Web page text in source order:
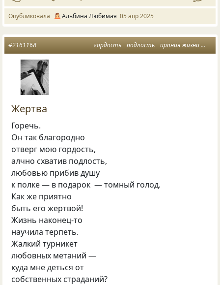
Опубликовала Альбина Любимая 05 апр 2025
гордость подлость ирония жизни
#2161168
Жертва
Горечь.
Он так благородно
отверг мою гордость,
алчно схватив подлость,
любовью прибив душу
к полке — в подарок — томный голод.
Как же приятно
быть его жертвой!
Жизнь наконец‑то
научила терпеть.
Жалкий турникет
любовных метаний —
куда мне деться от
собственных страданий?